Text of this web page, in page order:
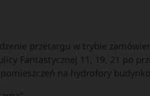
przetargu w trybie
Fantastycznej 11, 19, 21 po
na hydrofory